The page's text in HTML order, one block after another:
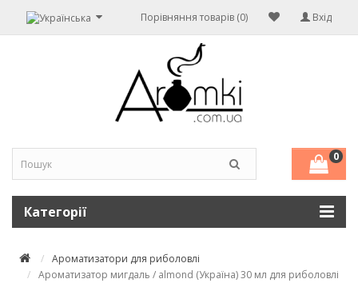
Вхід
Порівняння товарів (0)
0
Категорії
Ароматизатори для риболовлі
Ароматизатор мигдаль / almond (Україна) 30 мл для риболовлі